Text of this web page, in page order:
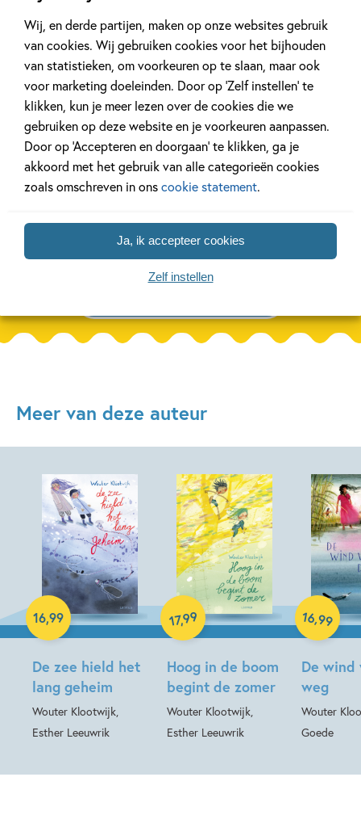
Wij, en derde partijen, maken op onze websites gebruik
van cookies. Wij gebruiken cookies voor het bijhouden
van statistieken, om voorkeuren op te slaan, maar ook
voor marketing doeleinden. Door op ‘Zelf instellen’ te
klikken, kun je meer lezen over de cookies die we
gebruiken op deze website en je voorkeuren aanpassen.
Door op ‘Accepteren en doorgaan’ te klikken, ga je
akkoord met het gebruik van alle categorieën cookies
zoals omschreven in onscookie statement.
Ja, ik accepteer cookies
Zelf instellen
30 JUNI 2026
Beatrix Potter 160 jaar!
Achtergrond
Lees meer
2 MEI 2024
Ons
boom die een
Kinderpanel
Meer van deze auteur
De zee hield het
lang geheim
Wouter Klootwijk,
Esther Leeuwrik
16,99
Hardcover
Hoog in de boom
begint de zomer
Wouter Klootwijk,
Esther Leeuwrik
17,99
Hardcover
De
weg
Wouter
Goede
16,99
Hardcover